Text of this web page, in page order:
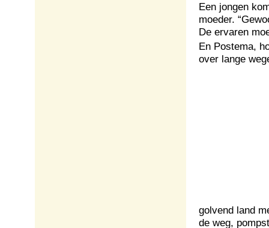
Een jongen
moeder.
De ervaren
En Postema,
over lange
golvend land
de weg,